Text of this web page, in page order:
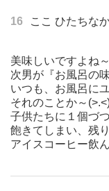
16 ここ ひたちな
美味しいですよね
次男が『お風呂の
いつも、お風呂に
それのことか～
子供たちに１個づ
飽きてしまい、残
アイスコーヒー飲